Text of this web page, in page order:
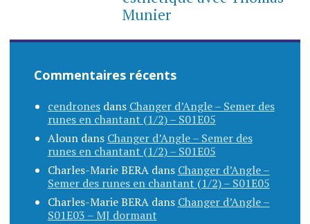
Munier
Commentaires récents
cendronesdans Changer d’Angle – Semer des
runes en chantant (1/2) – S01E05
Aloundans Changer d’Angle – Semer des
runes en chantant (1/2) – S01E05
Charles-Marie BERAdans Changer d’Angle –
Semer des runes en chantant (1/2) – S01E05
Charles-Marie BERAdans Changer d’Angle –
S01E03 – MJ dormant